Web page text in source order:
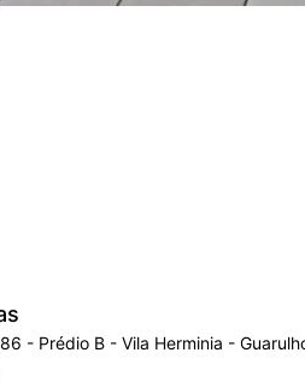
- Prédio B - Vila Herminia -